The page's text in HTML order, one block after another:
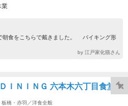
業
朝食をこちらで戴きました。 バイキング形
by 江戸家化猫さん
ＩＮＩＮＧ 六本木六丁目食堂
板橋・赤羽／洋食全般